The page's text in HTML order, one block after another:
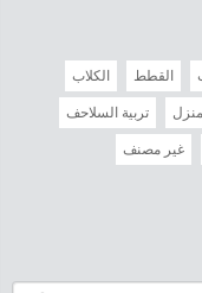
القطط الكلاب
تربية السلاحف
غير مصنف